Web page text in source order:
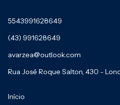
5543991628649
(43) 991628649
avarzea@outlook.com
Rua José Roque Salton, 430 -
Início